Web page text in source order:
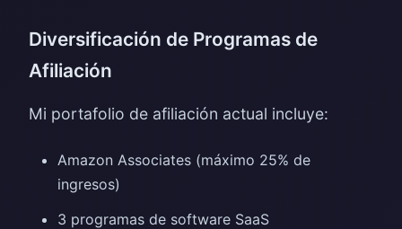
Diversificación de Programas de
Afiliación
Mi portafolio de afiliación actual incluye:
Amazon Associates (máximo 25% de
ingresos)
3 programas de software SaaS